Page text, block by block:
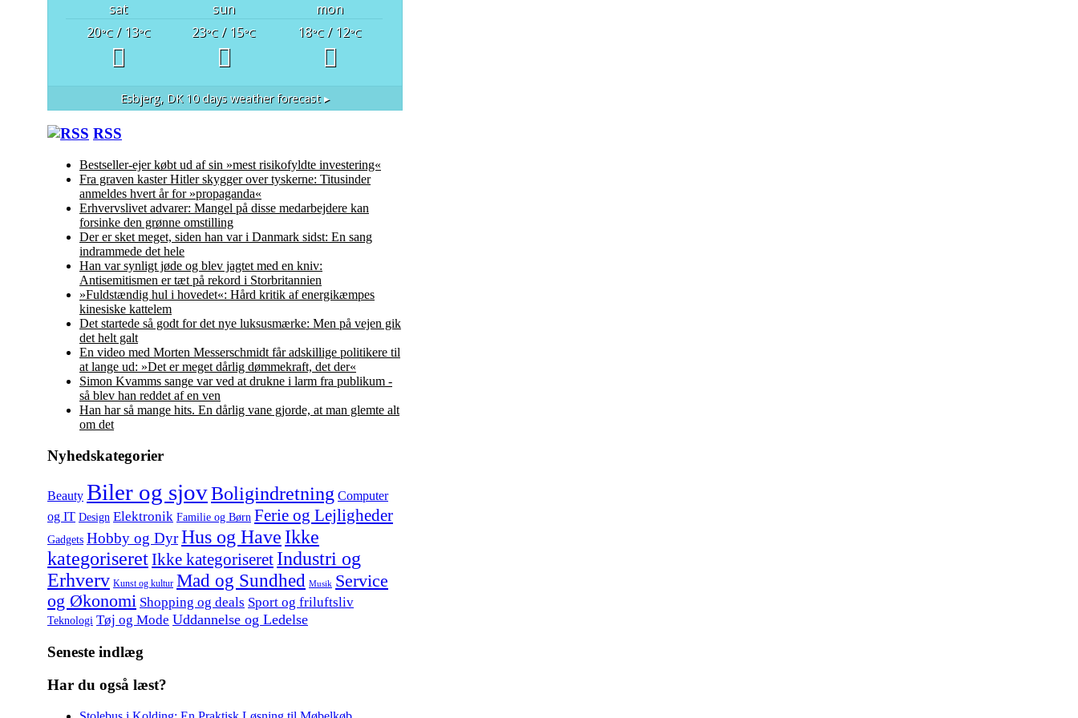
sat sun
mon
20°C/ 13°C 23°C / 15°C 18°C / 12°C
Esbjerg, DK10 days weather forecast ▸
RSS
Bestseller-ejer købt ud af sin »mest risikofyldte investering«
Fra graven kaster Hitler skygger over tyskerne: Titusinder
anmeldes hvert år for »propaganda«
Erhvervslivet advarer: Mangel på disse medarbejdere kan
forsinke den grønne omstilling
Der er sket meget, siden han var i Danmark sidst: En sang
indrammede det hele
Han var synligt jøde og blev jagtet med en kniv:
Antisemitismen er tæt på rekord i Storbritannien
»Fuldstændig hul i hovedet«: Hård kritik af energikæmpes
kinesiske kattelem
Det startede så godt for det nye luksusmærke: Men på vejen gik
det helt galt
En video med Morten Messerschmidt får adskillige politikere til
at lange ud: »Det er meget dårlig dømmekraft, det der«
Simon Kvamms sange var ved at drukne i larm fra publikum -
så blev han reddet af en ven
Han har så mange hits. En dårlig vane gjorde, at man glemte alt
om det
Nyhedskategorier
Beauty Biler og sjovBoligindretning Computer
og IT Design Elektronik Familie og Børn Ferie og Lejligheder
Gadgets Hobby og DyrHus og Have Ikke
kategoriseretIkke kategoriseret Industri og
Erhverv Kunst og kultur Mad og Sundhed Musik Service
og Økonomi Shopping og deals Sport og friluftsliv
Teknologi Tøj og Mode Uddannelse og Ledelse
Seneste indlæg
Har du også læst?